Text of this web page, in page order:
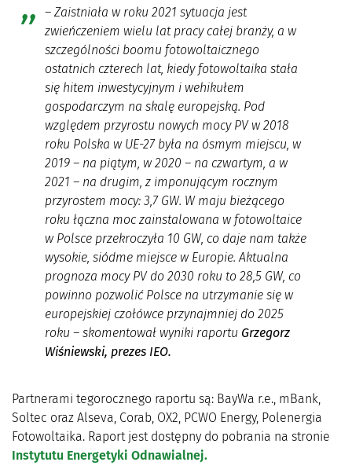
– Zaistniała w roku 2021 sytuacja jest
zwieńczeniem wielu lat pracy całej branży, a w
szczególności boomu fotowoltaicznego
ostatnich czterech lat, kiedy fotowoltaika stała
się hitem inwestycyjnym i wehikułem
gospodarczym na skalę europejską. Pod
względem przyrostu nowych mocy PV w 2018
roku Polska w UE-27 była na ósmym miejscu, w
2019 – na piątym, w 2020 – na czwartym, a w
2021 – na drugim, z imponującym rocznym
przyrostem mocy: 3,7 GW. W maju bieżącego
roku łączna moc zainstalowana w fotowoltaice
w Polsce przekroczyła 10 GW, co daje nam także
wysokie, siódme miejsce w Europie. Aktualna
prognoza mocy PV do 2030 roku to 28,5 GW, co
powinno pozwolić Polsce na utrzymanie się w
europejskiej czołówce przynajmniej do 2025
roku – skomentował wyniki raportu Grzegorz
Wiśniewski, prezes IEO.
Partnerami tegorocznego raportu są: BayWa r.e., mBank,
Soltec oraz Alseva, Corab, OX2, PCWO Energy, Polenergia
Fotowoltaika. Raport jest dostępny do pobrania na stronie
Instytutu Energetyki Odnawialnej.